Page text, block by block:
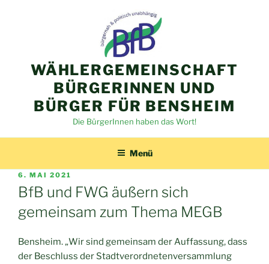
WÄHLERGEMEINSCHAFT
BÜRGERINNEN UND
BÜRGER FÜR BENSHEIM
Die BürgerInnen haben das Wort!
Menü
VERÖFFENTLICHT
AM
6. MAI 2021
BfB und FWG äußern sich
gemeinsam zum Thema MEGB
Bensheim. „Wir sind gemeinsam der Auffassung, dass
der Beschluss der Stadtverordnetenversammlung